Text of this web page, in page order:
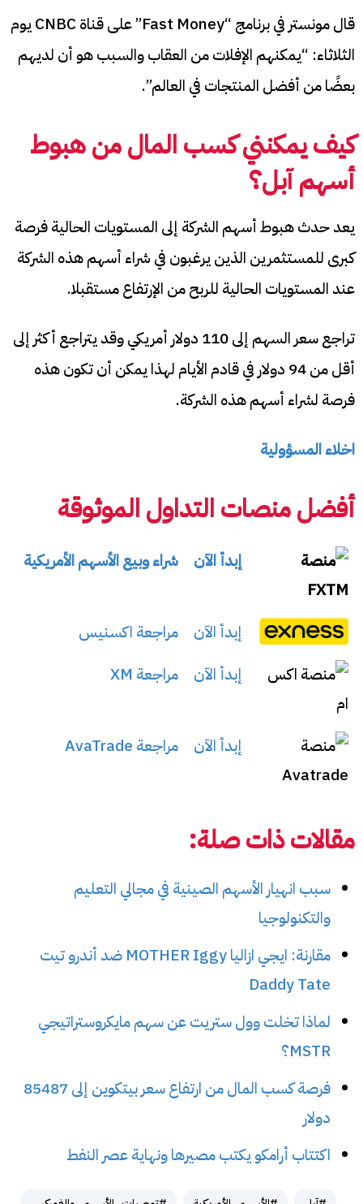
قال مونستر في برنامج “Fast Money” على قناة CNBC يوم
الثلاثاء: “يمكنهم الإفلات من العقاب والسبب هو أن لديهم
بعضًا من أفضل المنتجات في العالم”.
كيف يمكنني كسب المال من هبوط
أسهم آبل؟
يعد حدث هبوط أسهم الشركة إلى المستويات الحالية فرصة
كبرى للمستثمرين الذين يرغبون في شراء أسهم هذه الشركة
عند المستويات الحالية للربح من الإرتفاع مستقبلا.
تراجع سعر السهم إلى 110 دولار أمريكي وقد يتراجع أكثر إلى
أقل من 94 دولار في قادم الأيام لهذا يمكن أن تكون هذه
فرصة لشراء أسهم هذه الشركة.
اخلاء المسؤولية
أفضل منصات التداول الموثوقة
إبدأ الآن شراء وبيع الأسهم الأمريكية
إبدأ الآن
مراجعة اكسنيس
إبدأ الآن
مراجعة XM
إبدأ الآن مراجعة AvaTrade
مقالات ذات صلة:
سبب انهيار الأسهم الصينية في مجالي التعليم
والتكنولوجيا
مقارنة: ايجي ازاليا MOTHER Iggy ضد أندرو تيت
Daddy Tate
لماذا تخلت وول ستريت عن سهم مايكروستراتيجي
MSTR؟
فرصة كسب المال من ارتفاع سعر بيتكوين إلى 85487
دولار
اكتتاب أرامكو يكتب مصيرها ونهاية عصر النفط